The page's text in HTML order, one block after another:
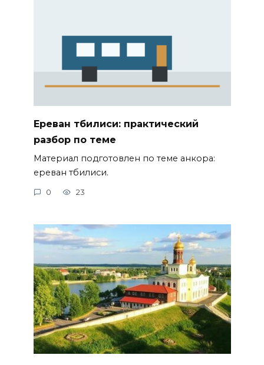
Ереван тбилиси: практический
разбор по теме
Материал подготовлен по теме анкора:
ереван тбилиси.
0 23